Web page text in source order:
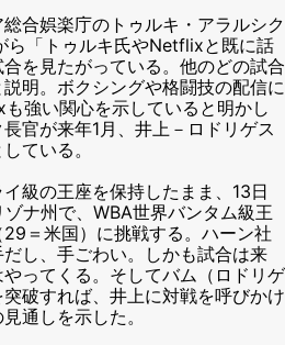
合娯楽庁のトゥルキ・アラルシク
ら「トゥルキ氏やNetflixと既に話
を見たがっている。他のどの試合
明。ボクシングや格闘技の配信に
強い関心を示していると明かし
官が来年1月、井上－ロドリゲス
ている。
級の王座を保持したまま、13日
ゾナ州で、WBA世界バンタム級王
＝米国）に挑戦する。ハーン社
し、手ごわい。しかも試合は来
ってくる。そしてバム（ロドリゲ
破すれば、井上に対戦を呼びかけ
通しを示した。